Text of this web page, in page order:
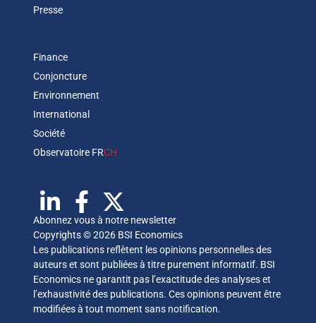
Presse
Finance
Conjoncture
Environnement
International
Société
Observatoire FRCH
Abonnez vous à notre newsletter
Copyrights © 2026 BSI Economics
Les publications reflètent les opinions personnelles des
auteurs et sont publiées à titre purement informatif. BSI
Economics ne garantit pas l’exactitude des analyses et
l’exhaustivité des publications. Ces opinions peuvent être
modifiées à tout moment sans notification.